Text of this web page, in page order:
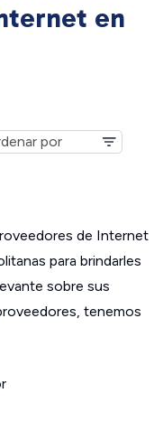
en
de Internet
para brindarles
sobre sus
tenemos